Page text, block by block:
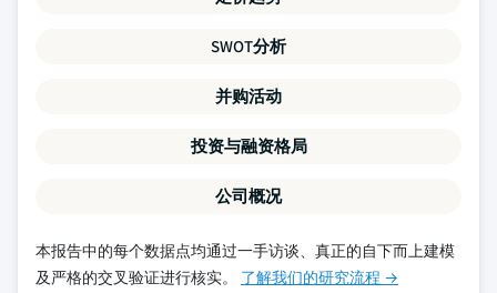
SWOT分析
并购活动
投资与融资格局
公司概况
本报告中的每个数据点均通过一手访谈、真正的自下而上建模
及严格的交叉验证进行核实。 了解我们的研究流程 →